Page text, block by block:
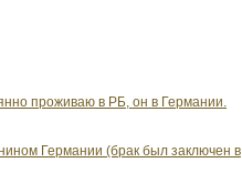
проживаю в РБ, он в Германии.
Германии (брак был заключен в